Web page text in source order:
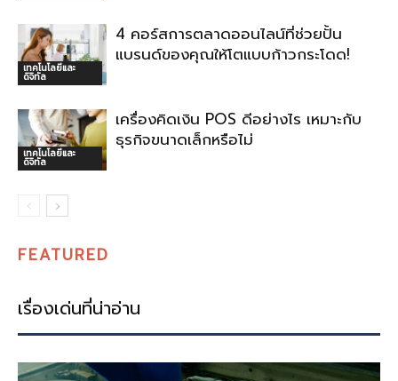
เทคโนโลยีและ
ดิจิทัล
4 คอร์สการตลาดออนไลน์ที่ช่วยปั้น
แบรนด์ของคุณให้โตแบบก้าวกระโดด!
เทคโนโลยีและ
ดิจิทัล
เครื่องคิดเงิน POS ดีอย่างไร เหมาะกับ
ธุรกิจขนาดเล็กหรือไม่
FEATURED
เรื่องเด่นที่น่าอ่าน